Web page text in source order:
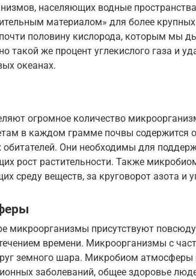
населяющих водные
материалом» для более
почти половину кислорода, которым мы
такой же процент углекислого газа и
океанах.
огромное количество
в каждом грамме почвы содержится
обитателей. Они необходимы для
рост растительности. Также
среду веществ, за круговорот азота и
микроорганизмы присутствуют
времени. Микроорганизмы с
земного шара. Микробиом атмосферы
заболеваний, общее здоровье